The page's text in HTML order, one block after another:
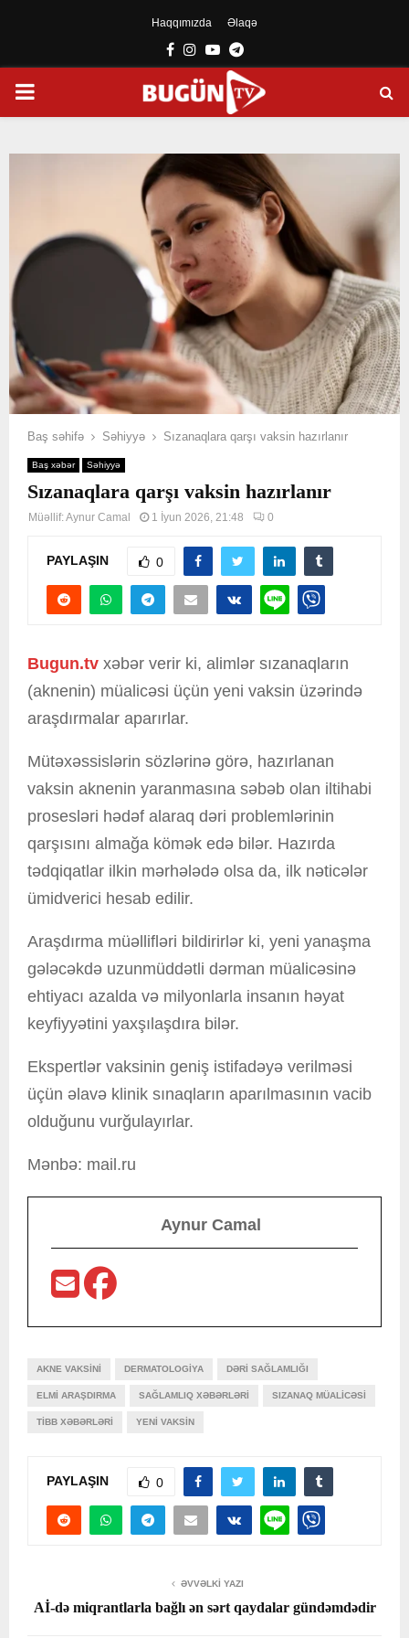
Haqqımızda Əlaqə
Facebook
Instagram
YoutubeTelegram
PRIMARY
Baş səhifə Səhiyyə Sızanaqlara qarşı vaksin hazırlanır
Baş xəbər Səhiyyə
Sızanaqlara qarşı vaksin hazırlanır
Müəllif:Aynur Camal 1 İyun 2026, 21:48 0
PAYLAŞIN 0
Bugun.tv xəbər verir ki, alimlər sızanaqların
(aknenin) müalicəsi üçün yeni vaksin üzərində
araşdırmalar aparırlar.
Mütəxəssislərin sözlərinə görə, hazırlanan
vaksin aknenin yaranmasına səbəb olan iltihabi
prosesləri hədəf alaraq dəri problemlərinin
qarşısını almağa kömək edə bilər. Hazırda
tədqiqatlar ilkin mərhələdə olsa da, ilk nəticələr
ümidverici hesab edilir.
Araşdırma müəllifləri bildirirlər ki, yeni yanaşma
gələcəkdə uzunmüddətli dərman müalicəsinə
ehtiyacı azalda və milyonlarla insanın həyat
keyfiyyətini yaxşılaşdıra bilər.
Ekspertlər vaksinin geniş istifadəyə verilməsi
üçün əlavə klinik sınaqların aparılmasının vacib
olduğunu vurğulayırlar.
Mənbə: mail.ru
Aynur Camal
AKNE VAKSINI DERMATOLOGIYA DƏRI SAĞLAMLIĞI
ELMI ARAŞDIRMA SAĞLAMLIQ XƏBƏRLƏRI SIZANAQ MÜALICƏSI
TIBB XƏBƏRLƏRI YENI VAKSIN
PAYLAŞIN 0
ƏVVƏLKI YAZI
Aİ-də miqrantlarla bağlı ən sərt qaydalar gündəmdədir